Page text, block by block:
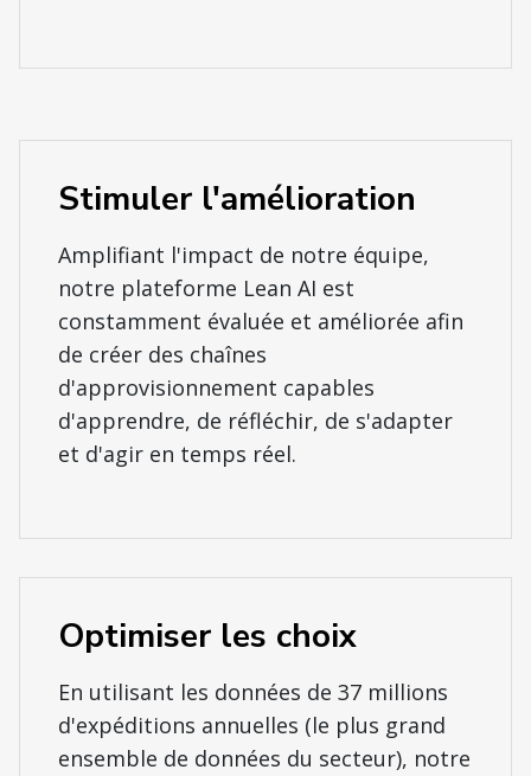
Stimuler l'amélioration
Amplifiant l'impact de notre équipe,
notre plateforme Lean AI est
constamment évaluée et améliorée afin
de créer des chaînes
d'approvisionnement capables
d'apprendre, de réfléchir, de s'adapter
et d'agir en temps réel.
Optimiser les choix
En utilisant les données de 37 millions
d'expéditions annuelles (le plus grand
ensemble de données du secteur), notre